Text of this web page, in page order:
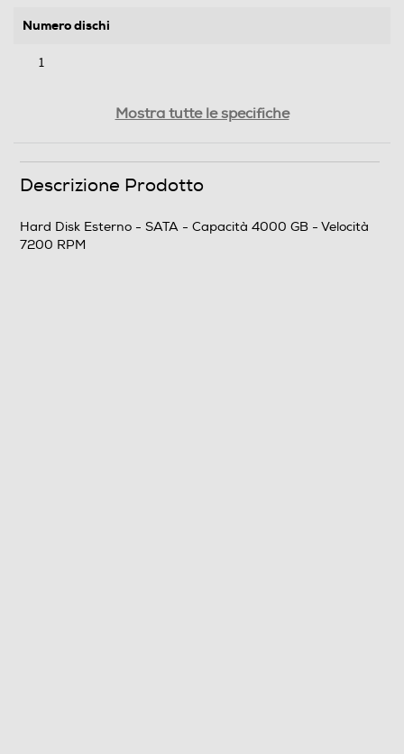
Numero dischi
1
5
Firewire
Mostra tutte le specifiche
Descrizione Prodotto
Hard Disk Esterno - SATA - Capacità 4000 GB - Velocità
7200 RPM